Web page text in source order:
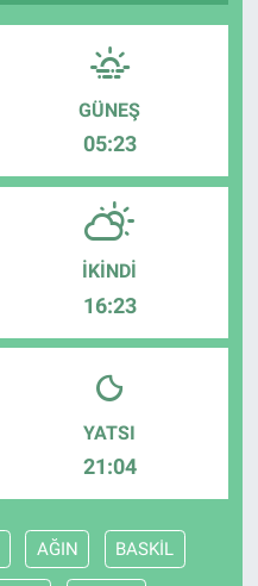
GÜNEŞ
05:23
İKINDI
16:23
YATSI
21:04
AĞIN BASKİL